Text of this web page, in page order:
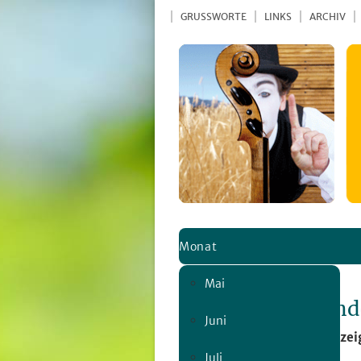
GRUSSWORTE LINKS ARCHIV
Monat
Mai
Juni
Juli
Seite nicht
Die Seite kann nicht